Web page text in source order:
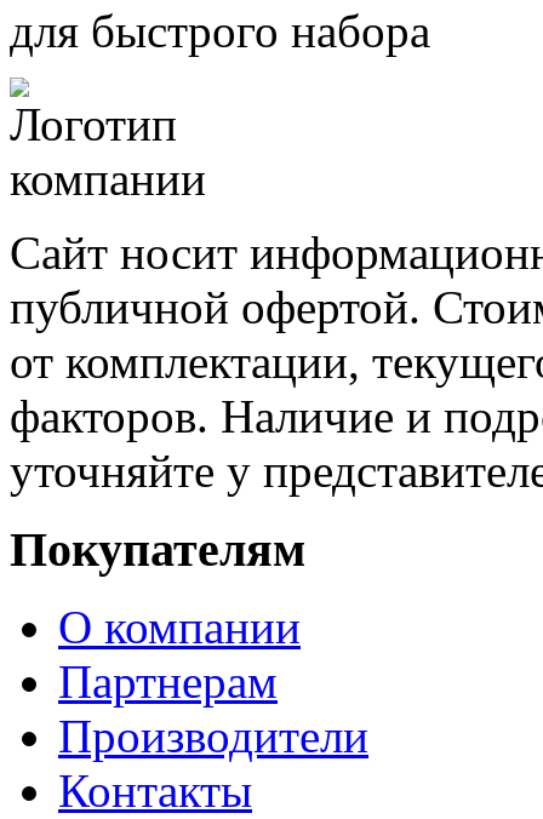
для быстрого набора
Сайт носит
публичной офертой.
от комплектации,
факторов. Наличие и
уточняйте у
Покупателям
О компании
Партнерам
Производители
Контакты